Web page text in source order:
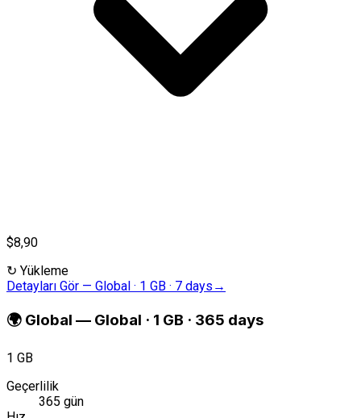
$8,90
↻ Yükleme
Detayları Gör — Global · 1 GB · 7 days →
🌍 Global — Global · 1 GB · 365 days
1 GB
Geçerlilik
365 gün